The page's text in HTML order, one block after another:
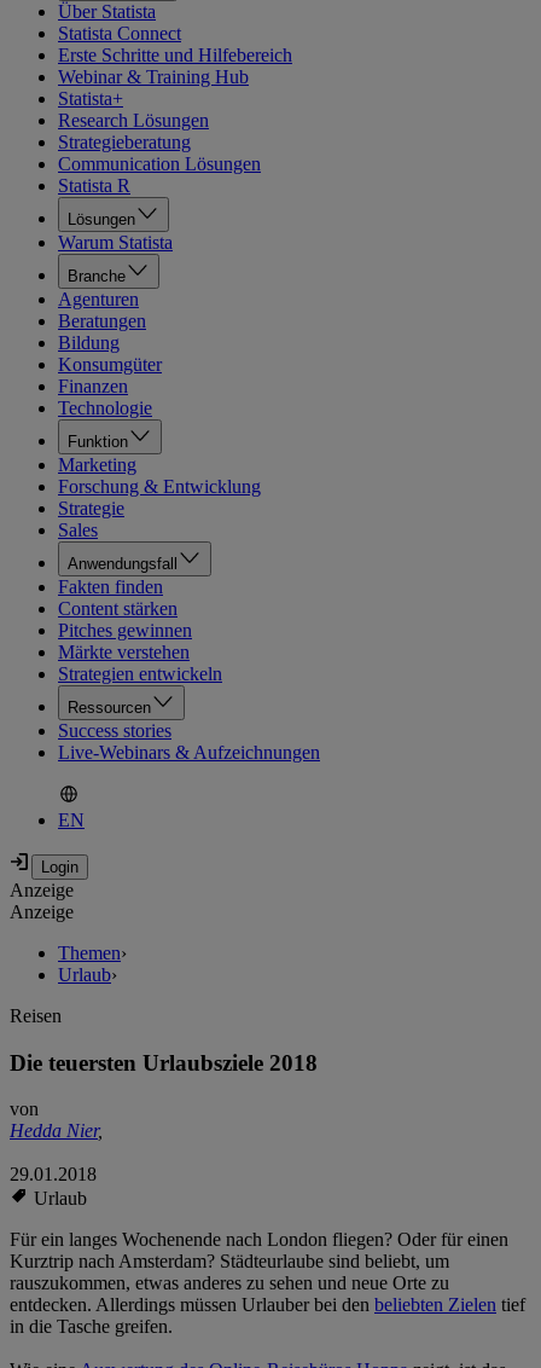
Über Statista
Statista Connect
Erste Schritte und Hilfebereich
Webinar & Training Hub
Statista+
Research Lösungen
Strategieberatung
Communication Lösungen
Statista R
Lösungen
Warum Statista
Branche
Agenturen
Beratungen
Bildung
Konsumgüter
Finanzen
Technologie
Funktion
Marketing
Forschung & Entwicklung
Strategie
Sales
Anwendungsfall
Fakten finden
Content stärken
Pitches gewinnen
Märkte verstehen
Strategien entwickeln
Ressourcen
Success stories
Live-Webinars & Aufzeichnungen
EN
Anzeige
Anzeige
Themen›
Urlaub›
Reisen
Die teuersten Urlaubsziele 2018
von
Hedda Nier,
29.01.2018
Urlaub
Für ein langes Wochenende nach London fliegen? Oder für einen
Kurztrip nach Amsterdam? Städteurlaube sind beliebt, um
rauszukommen, etwas anderes zu sehen und neue Orte zu
entdecken. Allerdings müssen Urlauber bei den beliebten Zielen tief
in die Tasche greifen.